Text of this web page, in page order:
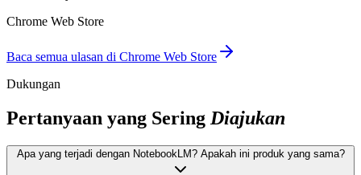
Chrome Web Store
Baca semua ulasan di Chrome Web Store
Dukungan
Pertanyaan yang Sering Diajukan
Apa yang terjadi dengan NotebookLM? Apakah ini produk yang sama?